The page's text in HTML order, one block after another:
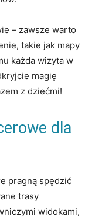
– zawsze warto
takie jak mapy
każda wizyta w
magię
z dziećmi!
dla
pragną spędzić
trasy
widokami,